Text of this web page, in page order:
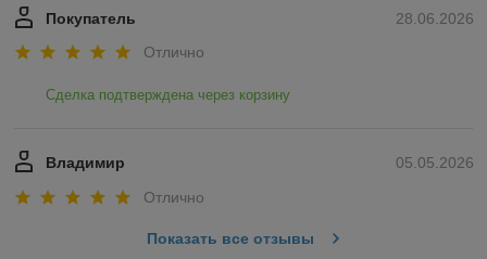
28.06.2026
Покупатель
Отлично
Сделка подтверждена через корзину
05.05.2026
Владимир
Отлично
Показать все отзывы